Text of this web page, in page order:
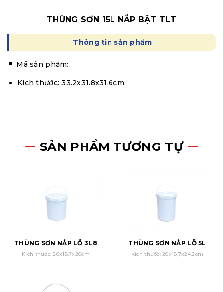
THÙNG SƠN 15L NẮP BẬT TLT
Thông tin sản phẩm
Mã sản phẩm:
Kích thước: 33.2x31.8x31.6cm
SẢN PHẨM TƯƠNG TỰ
THÙNG SƠN NẮP LỖ 3L8
Kích thước: 20x18,7x20cm
THÙNG SƠN NẮP LỖ 5L
Kích thước: 20x18,7x24,2cm